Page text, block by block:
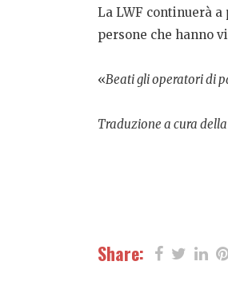
La LWF continuerà a
persone che hanno
«Beati gli operatori di
Traduzione a cura
Share: